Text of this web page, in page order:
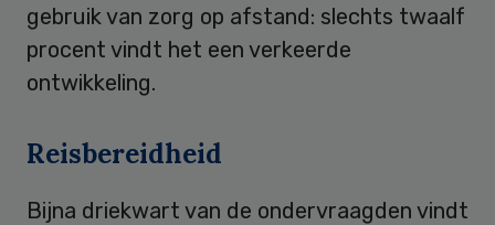
gebruik van zorg op afstand: slechts twaalf
procent vindt het een verkeerde
ontwikkeling.
Reisbereidheid
Bijna driekwart van de ondervraagden vindt